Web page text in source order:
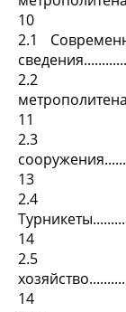
10
2.1
2.2
11
2.3
13
2.4
14
2.5
14